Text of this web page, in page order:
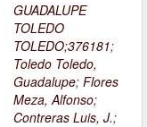
GUADALUPE
TOLEDO
TOLEDO;376181;
Toledo Toledo,
Guadalupe; Flores
Meza, Alfonso;
Contreras Luis, J.;